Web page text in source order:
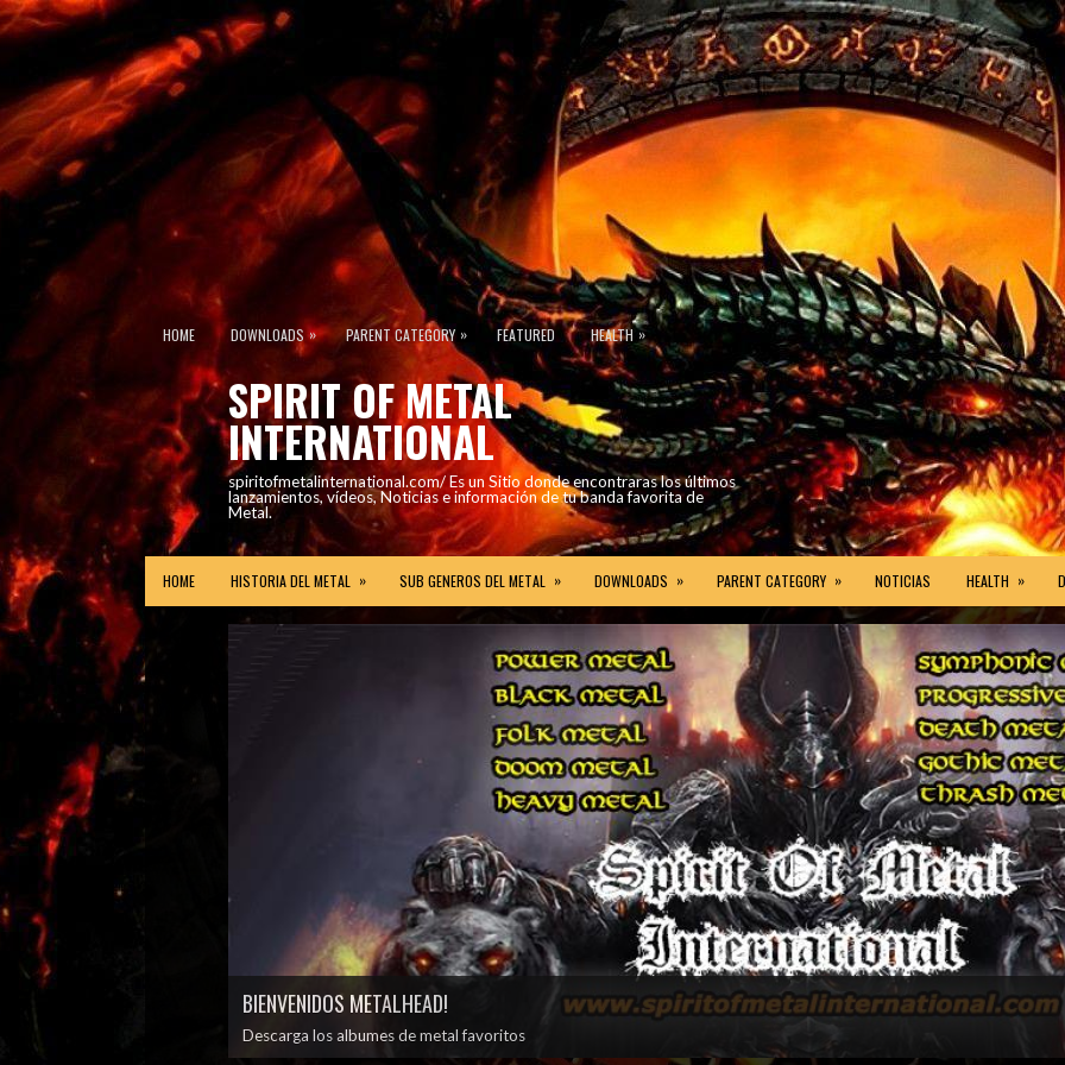
HOME DOWNLOADS » PARENT CATEGORY » FEATURED HEALTH »
SPIRIT OF METAL
INTERNATIONAL
spiritofmetalinternational.com/ Es un Sitio donde encontraras los últimos
lanzamientos, vídeos, Noticias e información de tu banda favorita de
Metal.
HOME HISTORIA DEL METAL » SUB GENEROS DEL METAL » DOWNLOADS » PARENT CATEGORY » NOTICIAS HEALTH »
BIENVENIDOS METALHEAD!
Descarga los albumes de metal favoritos